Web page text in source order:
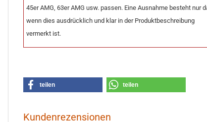
45er AMG, 63er AMG usw. passen. Eine Ausnahme besteht nur
wenn dies ausdrücklich und klar in der Produktbeschreibung
vermerkt ist.
teilen teilen
Kundenrezensionen